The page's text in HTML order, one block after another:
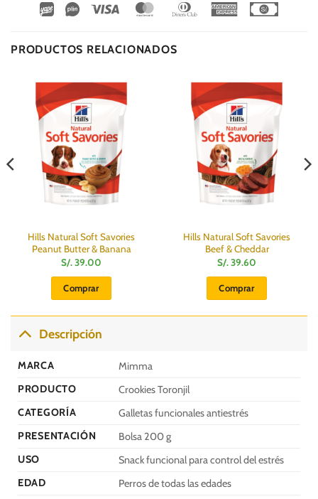
Wirecard
Vipps Visa MasterCardDinners
American
PRODUCTOS RELACIONADOS
Hills Natural Soft Savories
Peanut Butter & Banana
S/.39.00
Comprar
Hills Natural Soft Savories
Beef & Cheddar
S/.39.60
Comprar
Descripción
MARCA
Mimma
PRODUCTO
Crookies Toronjil
CATEGORÍA
Galletas funcionales antiestrés
PRESENTACIÓN
Bolsa 200 g
USO
Snack funcional para control del estrés
EDAD
Perros de todas las edades